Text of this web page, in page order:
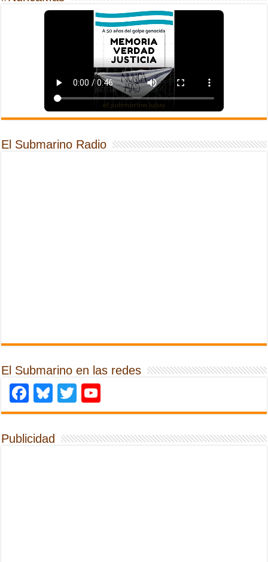
El Submarino Radio
El Submarino en las redes
Facebook
Bluesky
Twitter
Publicidad